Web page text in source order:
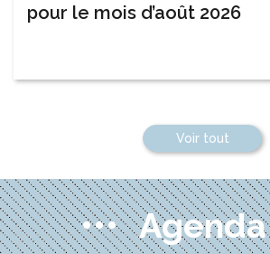
pour le mois d’août 2026
Voir tout
Agenda